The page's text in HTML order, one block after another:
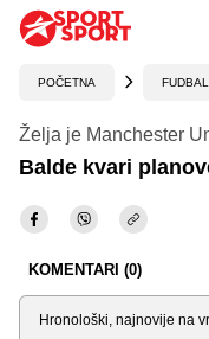
POČETNA FUDBAL
Želja je Manchester
Balde kvari
KOMENTARI (0)
Sortiraj